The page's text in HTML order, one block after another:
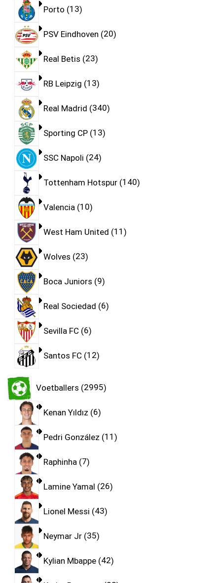
Porto 13
PSV Eindhoven 20
Real Betis 23
RB Leipzig 13
Real Madrid 340
Sporting CP 13
SSC Napoli 24
Tottenham Hotspur 140
Valencia 10
West Ham United 11
Wolves 23
Boca Juniors 9
Real Sociedad 6
Sevilla FC 6
Santos FC 12
Voetballers 2995
Kenan Yıldız 6
Pedri González 11
Raphinha 7
Lamine Yamal 26
Lionel Messi 43
Neymar Jr 35
Kylian Mbappe 42